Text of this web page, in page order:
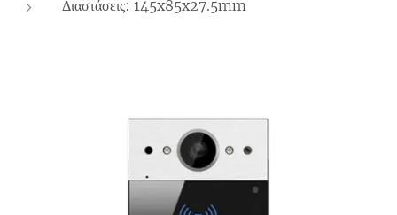
Διαστάσεις: 145x85x27.5mm